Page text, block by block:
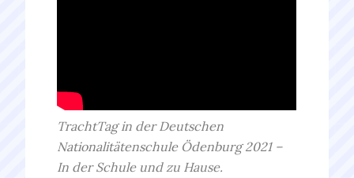
TrachtTag in der Deutschen
Nationalitätenschule Ödenburg 2021 –
In der Schule und zu Hause.